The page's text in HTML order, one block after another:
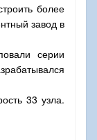
более
завод в
серии
33 узла.